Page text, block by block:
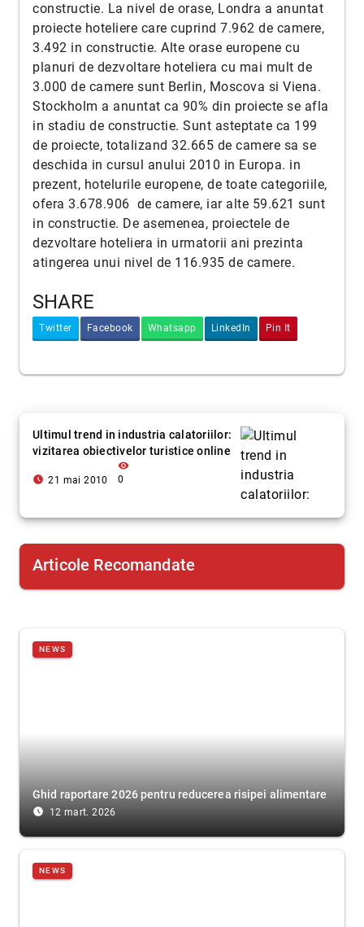
constructie. La nivel de orase, Londra a anuntat
proiecte hoteliere care cuprind 7.962 de camere,
3.492 in constructie. Alte orase europene cu
planuri de dezvoltare hoteliera cu mai mult de
3.000 de camere sunt Berlin, Moscova si Viena.
Stockholm a anuntat ca 90% din proiecte se afla
in stadiu de constructie. Sunt asteptate ca 199
de proiecte, totalizand 32.665 de camere sa se
deschida in cursul anului 2010 in Europa. in
prezent, hotelurile europene, de toate categoriile,
ofera 3.678.906 de camere, iar alte 59.621 sunt
in constructie. De asemenea, proiectele de
dezvoltare hoteliera in urmatorii ani prezinta
atingerea unui nivel de 116.935 de camere.
SHARE
Twitter Facebook Whatsapp LinkedIn Pin It
Ultimul trend in industria calatoriilor:
vizitarea obiectivelor turistice online
access_time_filled 21 mai 2010
visibility
0
Articole Recomandate
NEWS
Ghid raportare 2026 pentru reducerea risipei alimentare
access_time_filled 12 mart. 2026
NEWS